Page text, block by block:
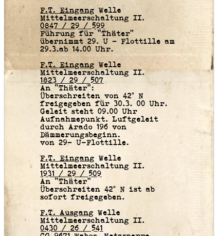
F.T. Eingang Welle
Mittelmeerschaltung II.
0847 / 29 / 599
Führung für “Thäter“
übernimmt 29. U - Flottille am
29.3.ab 14.00 Uhr.
F.T. Eingang Welle
Mittelmeerschaltung II.
1823 / 29 / 507
An “Thäter“:
Überschreiten von 42° N
freigegeben für 30.3. 00 Uhr.
Geleit steht 09.00 Uhr
Aufnahmepunkt. Luftgeleit
durch Arado 196 von
Dämmerungsbeginn.
von 29- U-Flottille.
F.T. Eingang Welle
Mittelmeerschaltung II.
1931 / 29 / 509
An “Thäter“
Überschreiten 42° N ist ab
sofort freigegeben.
F.T. Ausgang Welle
Mittelmeerschaltung II.
0430 / 26 / 541